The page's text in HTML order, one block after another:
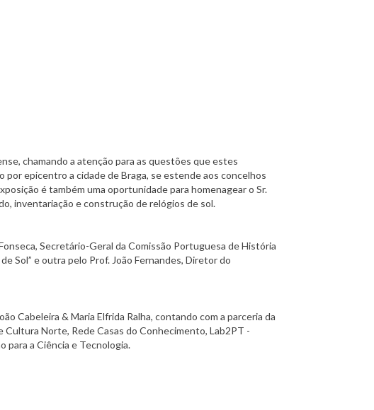
chamando a atenção para as questões que estes
epicentro a cidade de Braga, se estende aos concelhos
é também uma oportunidade para homenagear o Sr.
inventariação e construção de relógios de sol.
Secretário-Geral da Comissão Portuguesa de História
Sol” e outra pelo Prof. João Fernandes, Diretor do
Cabeleira & Maria Elfrida Ralha, contando com a parceria da
Cultura Norte, Rede Casas do Conhecimento, Lab2PT -
para a Ciência e Tecnologia.